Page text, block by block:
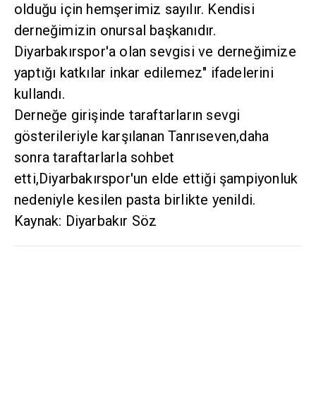
olduğu için hemşerimiz sayılır. Kendisi
derneğimizin onursal başkanıdır.
Diyarbakırspor'a olan sevgisi ve derneğimize
yaptığı katkılar inkar edilemez" ifadelerini
kullandı.
Derneğe girişinde taraftarların sevgi
gösterileriyle karşılanan Tanrıseven,daha
sonra taraftarlarla sohbet
etti,Diyarbakırspor'un elde ettiği şampiyonluk
nedeniyle kesilen pasta birlikte yenildi.
Kaynak: Diyarbakır Söz